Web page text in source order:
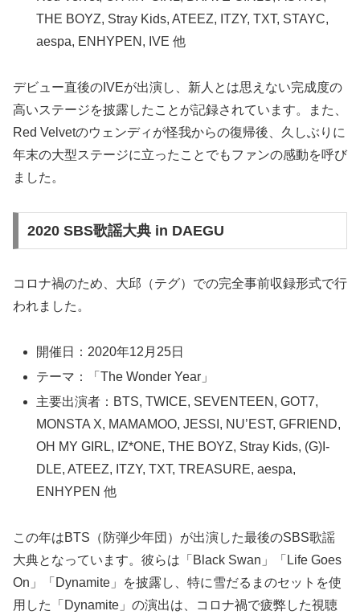
THE BOYZ, Stray Kids, ATEEZ, ITZY, TXT, STAYC,
aespa, ENHYPEN, IVE 他
デビュー直後のIVEが出演し、新人とは思えない完成度の
高いステージを披露したことが記録されています。また、
Red Velvetのウェンディが怪我からの復帰後、久しぶりに
年末の大型ステージに立ったことでもファンの感動を呼び
ました。
2020 SBS歌謡大典 in DAEGU
コロナ禍のため、大邱（テグ）での完全事前収録形式で行
われました。
開催日：2020年12月25日
テーマ：「The Wonder Year」
主要出演者：BTS, TWICE, SEVENTEEN, GOT7,
MONSTA X, MAMAMOO, JESSI, NU’EST, GFRIEND,
OH MY GIRL, IZ*ONE, THE BOYZ, Stray Kids, (G)I-
DLE, ATEEZ, ITZY, TXT, TREASURE, aespa,
ENHYPEN 他
この年はBTS（防弾少年団）が出演した最後のSBS歌謡
大典となっています。彼らは「Black Swan」「Life Goes
On」「Dynamite」を披露し、特に雪だるまのセットを使
用した「Dynamite」の演出は、コロナ禍で疲弊した視聴